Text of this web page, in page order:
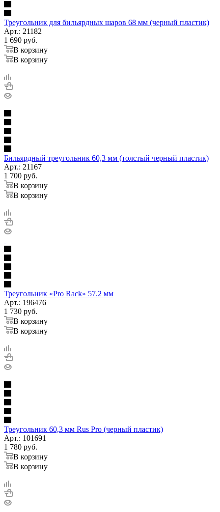
Треугольник для бильярдных шаров 68 мм (черный пластик)
Арт.: 21182
1 690 руб.
В корзину
В корзину
Бильярдный треугольник 60,3 мм (толстый черный пластик)
Арт.: 21167
1 700 руб.
В корзину
В корзину
Треугольник «Pro Rack» 57.2 мм
Арт.: 196476
1 730 руб.
В корзину
В корзину
Треугольник 60,3 мм Rus Pro (черный пластик)
Арт.: 101691
1 780 руб.
В корзину
В корзину